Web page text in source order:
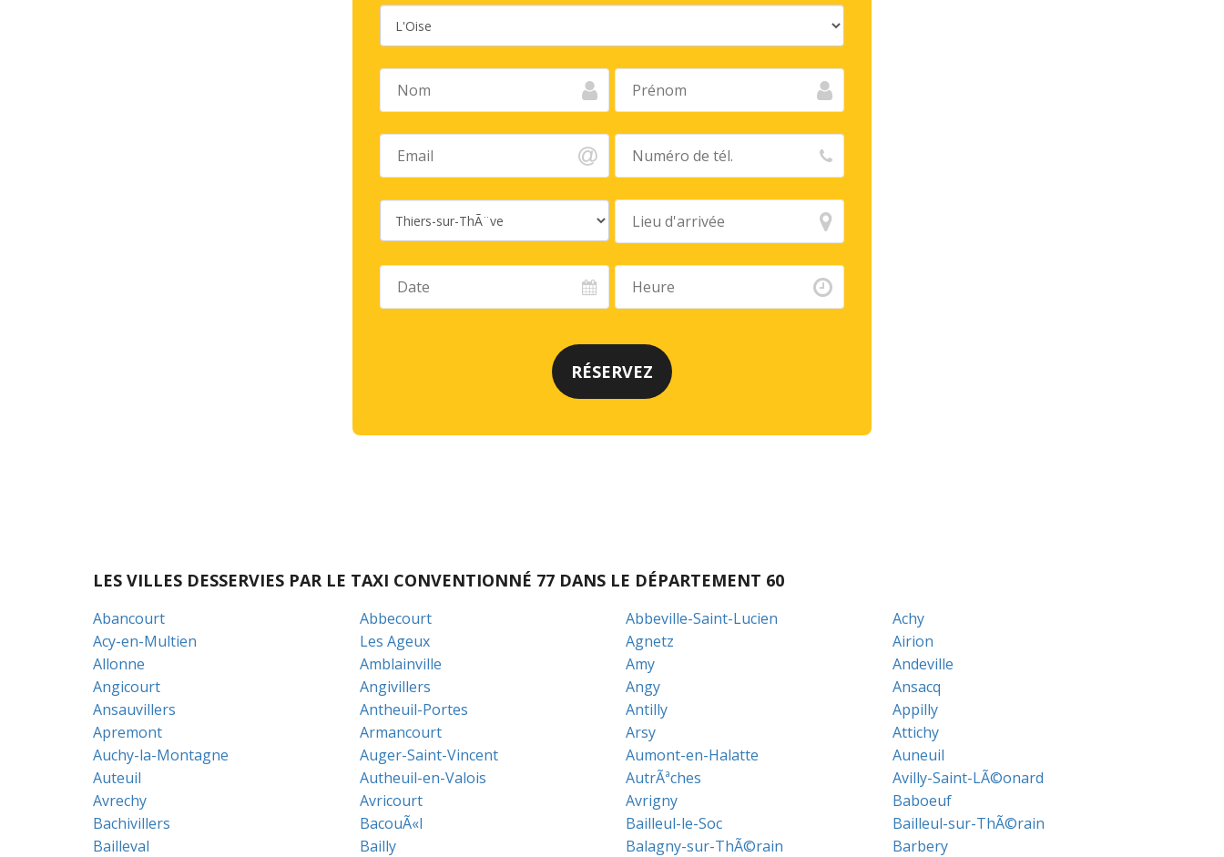
LES VILLES DESSERVIES PAR LE TAXI CONVENTIONNÉ 77 DANS LE DÉPARTEMENT 60
Abancourt Abbecourt Abbeville-Saint-Lucien
Achy
Acy-en-Multien
Les Ageux Agnetz
Airion
Allonne
Amblainville Amy
Andeville
Angicourt
Angivillers Angy
Ansacq
Ansauvillers
Antheuil-Portes Antilly
Appilly
Apremont
Armancourt Arsy
Attichy
Auchy-la-Montagne
Auger-Saint-Vincent Aumont-en-Halatte
Auneuil
Auteuil
Autheuil-en-Valois AutrÃªches
Avilly-Saint-LÃ©onard
Avrechy
Avricourt Avrigny
Baboeuf
Bachivillers
BacouÃ«l Bailleul-le-Soc
Bailleul-sur-ThÃ©rain
Bailleval
Bailly Balagny-sur-ThÃ©rain
Barbery